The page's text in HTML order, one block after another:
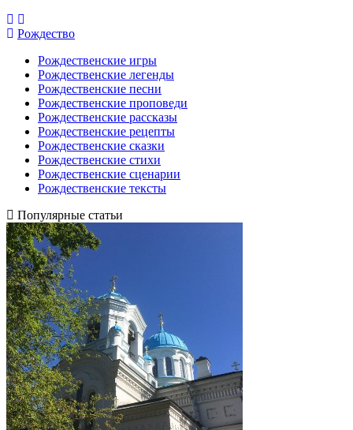
Рождество
Рождественские игры
Рождественские легенды
Рождественские песни
Рождественские проповеди
Рождественские рассказы
Рождественские рецепты
Рождественские сказки
Рождественские стихи
Рождественские сценарии
Рождественские тексты
Популярные статьи